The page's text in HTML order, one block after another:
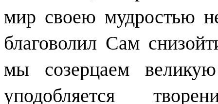
мир своею мудростью
благоволил Сам
мы созерцаем
уподобляется